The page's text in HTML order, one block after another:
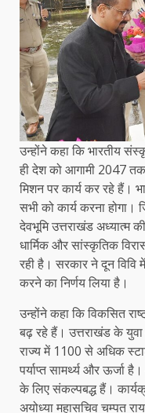
उन्होंने कहा कि भारतीय
ही देश को आगामी 2047
मिशन पर कार्य कर रहे हैं।
सभी को कार्य करना होगा।
देवभूमि उत्तराखंड अध्यात्म
धार्मिक और सांस्कृतिक
रही है। सरकार ने दून
करने का निर्णय लिया है।
उन्होंने कहा कि विकसित
बढ़ रहे हैं। उत्तराखंड के
राज्य में 1100 से अधिक
पर्याप्त सामर्थ्य और ऊर्जा
के लिए संकल्पबद्ध हैं।
अयोध्या महासचिव चम्पत